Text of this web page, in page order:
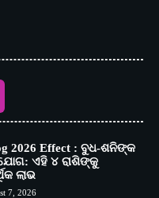
2026 Effect : ବୁଧ-ଶନିଙ୍କ
ଏହି ୪ ରାଶିଙ୍କୁ
ଲାଭ
7, 2026